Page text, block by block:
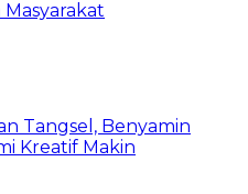
Tangsel, Benyamin
Kreatif Makin